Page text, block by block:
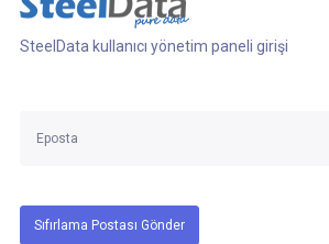
SteelData kullanıcı yönetim paneli girişi
Sıfırlama Postası Gönder